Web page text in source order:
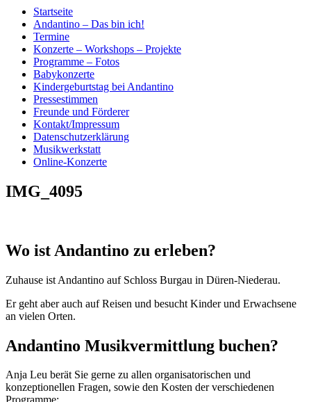
Startseite
Andantino – Das bin ich!
Termine
Konzerte – Workshops – Projekte
Programme – Fotos
Babykonzerte
Kindergeburtstag bei Andantino
Pressestimmen
Freunde und Förderer
Kontakt/Impressum
Datenschutzerklärung
Musikwerkstatt
Online-Konzerte
IMG_4095
Wo ist Andantino zu erleben?
Zuhause ist Andantino auf Schloss Burgau in Düren-Niederau.
Er geht aber auch auf Reisen und besucht Kinder und Erwachsene
an vielen Orten.
Andantino Musikvermittlung buchen?
Anja Leu berät Sie gerne zu allen organisatorischen und
konzeptionellen Fragen, sowie den Kosten der verschiedenen